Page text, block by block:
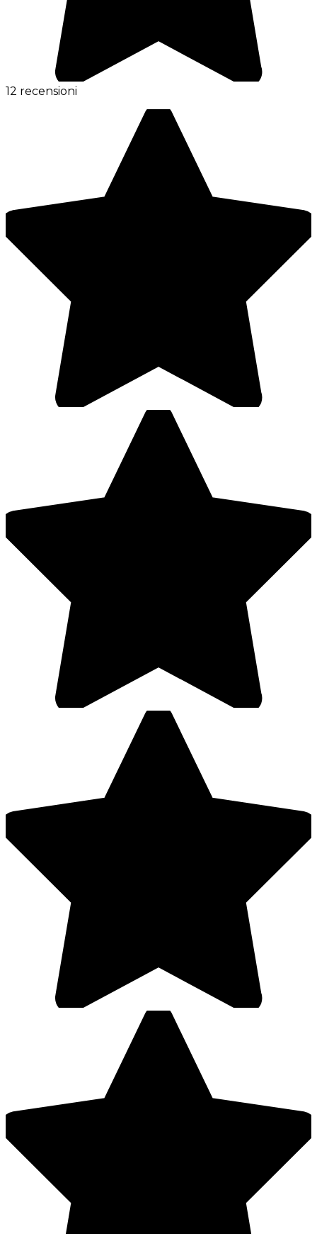
12 recensioni